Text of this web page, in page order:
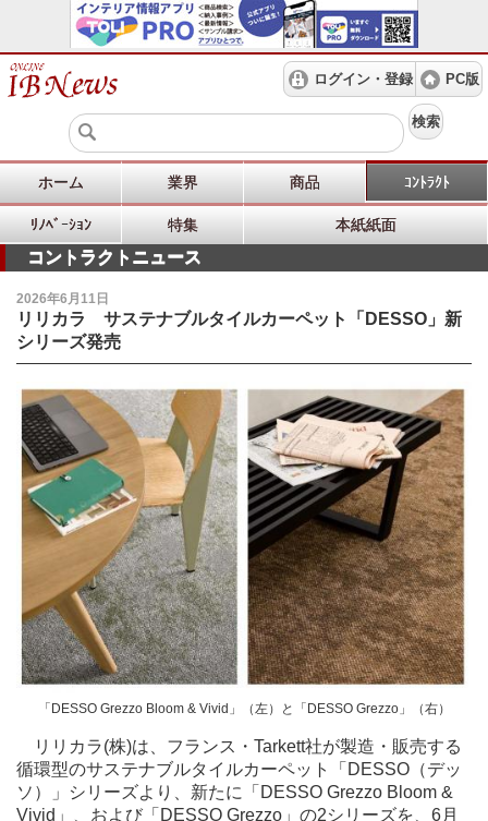
ログイン・登録 PC版
検索
ホーム 業界 商品 ｺﾝﾄﾗｸﾄ
ﾘﾉﾍﾞｰｼｮﾝ 特集 本紙紙面
コントラクトニュース
2026年6月11日
リリカラ サステナブルタイルカーペット「DESSO」新
シリーズ発売
「DESSO Grezzo Bloom & Vivid」（左）と「DESSO Grezzo」（右）
リリカラ(株)は、フランス・Tarkett社が製造・販売する
循環型のサステナブルタイルカーペット「DESSO（デッ
ソ）」シリーズより、新たに「DESSO Grezzo Bloom &
Vivid」、および「DESSO Grezzo」の2シリーズを、6月